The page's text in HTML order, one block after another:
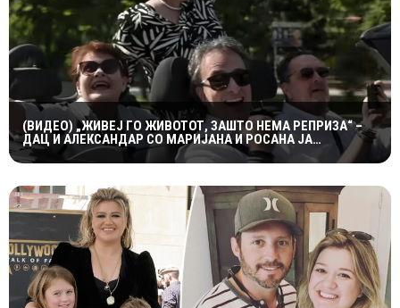
(ВИДЕО) „ЖИВЕЈ ГО ЖИВОТОТ, ЗАШТО НЕМА РЕПРИЗА“ –
ДАЦ И АЛЕКСАНДАР СО МАРИЈАНА И РОСАНА ЈА
ПРЕТСТАВИЈА „ЗАСЕКОГАШ МЛАДИ“